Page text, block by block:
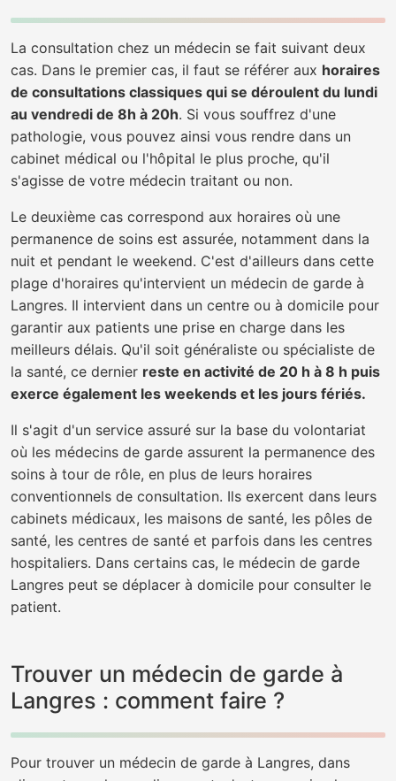
La consultation chez un médecin se fait suivant deux
cas. Dans le premier cas, il faut se référer aux horaires
de consultations classiques qui se déroulent du lundi
au vendredi de 8h à 20h. Si vous souffrez d'une
pathologie, vous pouvez ainsi vous rendre dans un
cabinet médical ou l'hôpital le plus proche, qu'il
s'agisse de votre médecin traitant ou non.
Le deuxième cas correspond aux horaires où une
permanence de soins est assurée, notamment dans la
nuit et pendant le weekend. C'est d'ailleurs dans cette
plage d'horaires qu'intervient un médecin de garde à
Langres. Il intervient dans un centre ou à domicile pour
garantir aux patients une prise en charge dans les
meilleurs délais. Qu'il soit généraliste ou spécialiste de
la santé, ce dernier reste en activité de 20 h à 8 h puis
exerce également les weekends et les jours fériés.
Il s'agit d'un service assuré sur la base du volontariat
où les médecins de garde assurent la permanence des
soins à tour de rôle, en plus de leurs horaires
conventionnels de consultation. Ils exercent dans leurs
cabinets médicaux, les maisons de santé, les pôles de
santé, les centres de santé et parfois dans les centres
hospitaliers. Dans certains cas, le médecin de garde
Langres peut se déplacer à domicile pour consulter le
patient.
Trouver un médecin de garde à
Langres : comment faire ?
Pour trouver un médecin de garde à Langres, dans